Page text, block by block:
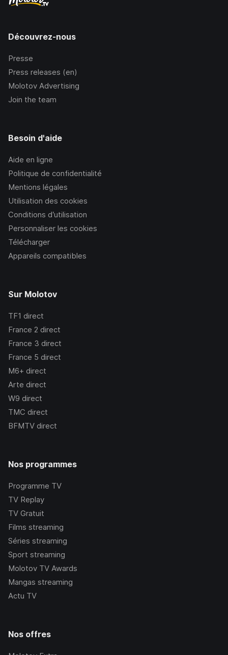
Découvrez-nous
Presse
Press releases (en)
Molotov Advertising
Join the team
Besoin d'aide
Aide en ligne
Politique de confidentialité
Mentions légales
Utilisation des cookies
Conditions d’utilisation
Personnaliser les cookies
Télécharger
Appareils compatibles
Sur Molotov
TF1 direct
France 2 direct
France 3 direct
France 5 direct
M6+ direct
Arte direct
W9 direct
TMC direct
BFMTV direct
Nos programmes
Programme TV
TV Replay
TV Gratuit
Films streaming
Séries streaming
Sport streaming
Molotov TV Awards
Mangas streaming
Actu TV
Nos offres